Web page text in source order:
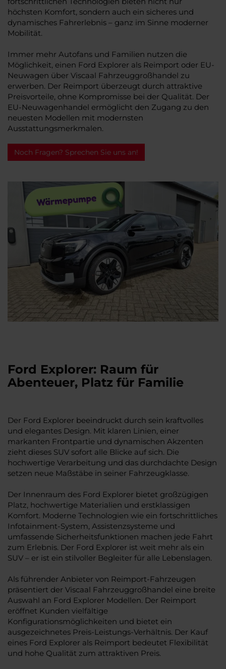
höchsten Komfort, sondern auch ein sicheres und
dynamisches Fahrerlebnis – ganz im Sinne moderner
Mobilität.
Immer mehr Autofans und Familien nutzen die
Möglichkeit, einen Ford Explorer als Reimport oder EU-
Neuwagen über Viscaal Fahrzeuggroßhandel zu
erwerben. Der Reimport überzeugt durch attraktive
Preisvorteile, ohne Kompromisse bei der Qualität. Der
EU-Neuwagenhandel ermöglicht den Zugang zu den
neuesten Modellen mit modernsten
Ausstattungsmerkmalen.
Noch Fragen? Sprechen Sie uns an!
Ford Explorer: Raum für
Abenteuer, Platz für Familie
Der Ford Explorer beeindruckt durch sein kraftvolles
und elegantes Design. Mit klaren Linien, einer
markanten Frontpartie und dynamischen Akzenten
zieht dieses SUV sofort alle Blicke auf sich. Die
hochwertige Verarbeitung und das durchdachte Design
setzen neue Maßstäbe in seiner Fahrzeugklasse.
Der Innenraum des Ford Explorer bietet großzügigen
Platz, hochwertige Materialien und erstklassigen
Komfort. Moderne Technologien wie ein fortschrittliches
Infotainment-System, Assistenzsysteme und
umfassende Sicherheitsfunktionen machen jede Fahrt
zum Erlebnis. Der Ford Explorer ist weit mehr als ein
SUV – er ist ein stilvoller Begleiter für alle Lebenslagen.
Als führender Anbieter von Reimport-Fahrzeugen
präsentiert der Viscaal Fahrzeuggroßhandel eine breite
Auswahl an Ford Explorer Modellen. Der Reimport
eröffnet Kunden vielfältige
Konfigurationsmöglichkeiten und bietet ein
ausgezeichnetes Preis-Leistungs-Verhältnis. Der Kauf
eines Ford Explorer als Reimport bedeutet Flexibilität
und hohe Qualität zum attraktiven Preis.